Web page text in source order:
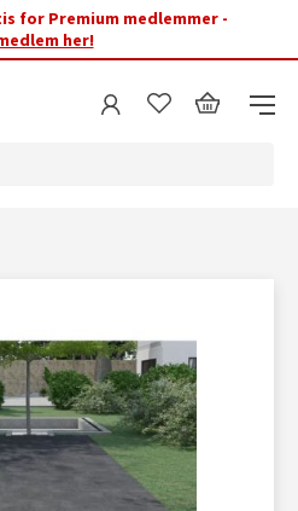
for Premium medlemmer -
her!